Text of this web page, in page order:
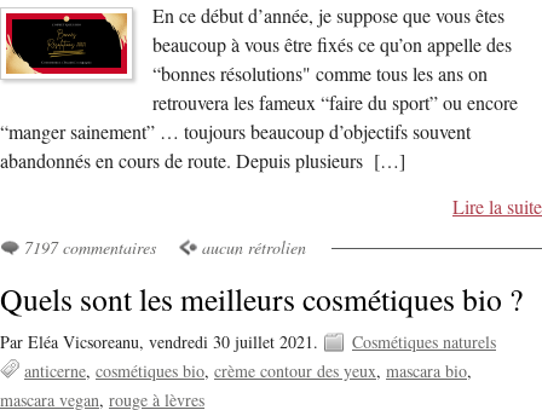
En ce début d’année, je suppose que vous êtes
beaucoup à vous être fixés ce qu’on appelle des
“bonnes résolutions" comme tous les ans on
retrouvera les fameux “faire du sport” ou encore
“manger sainement” … toujours beaucoup d’objectifs souvent
abandonnés en cours de route. Depuis plusieurs […]
Lire la suite
7197 commentaires aucun rétrolien
Quels sont les meilleurs cosmétiques bio ?
Par Eléa Vicsoreanu, vendredi 30 juillet 2021.
Cosmétiques naturels
anticerne cosmétiques bio crème contour des yeux mascara bio
mascara vegan rouge à lèvres